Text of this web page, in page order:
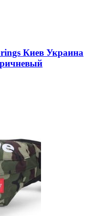
Киев Украина